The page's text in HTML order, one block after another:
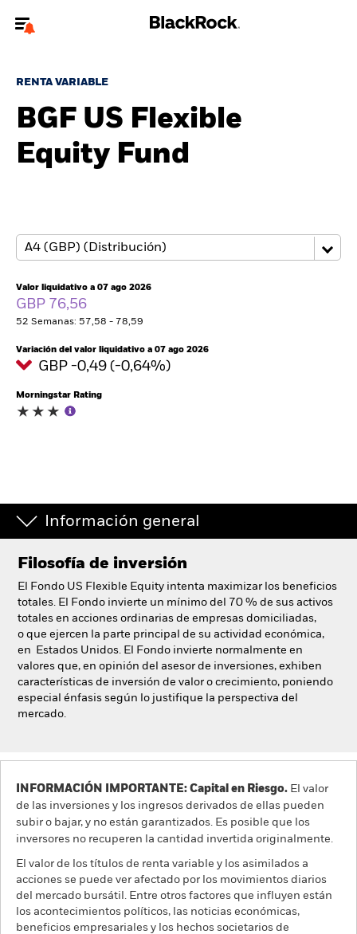
particulares.
relevante, por favor, actualiza tu tipo de usuario.
Quiénes somos
Perspectivas
España
BlackRock
Nuestra compañía
RENTA VARIABLE
BGF US Flexible
Equity Fund
Valor liquidativo a 07 ago 2026
GBP 76,56
52 Semanas: 57,58 - 78,59
Variación del valor liquidativo a 07 ago 2026
GBP -0,49 (-0,64%)
Morningstar Rating
Información general
Filosofía de inversión
El Fondo US Flexible Equity intenta maximizar los beneficios
totales. El Fondo invierte un mínimo del 70 % de sus activos
totales en acciones ordinarias de empresas domiciliadas,
o que ejercen la parte principal de su actividad económica,
en Estados Unidos. El Fondo invierte normalmente en
valores que, en opinión del asesor de inversiones, exhiben
características de inversión de valor o crecimiento, poniendo
especial énfasis según lo justifique la perspectiva del
mercado.
INFORMACIÓN IMPORTANTE: Capital en Riesgo. El valor
de las inversiones y los ingresos derivados de ellas pueden
subir o bajar, y no están garantizados. Es posible que los
inversores no recuperen la cantidad invertida originalmente.
El valor de los títulos de renta variable y los asimilados a
acciones se puede ver afectado por los movimientos diarios
del mercado bursátil. Entre otros factores que influyen están
los acontecimientos políticos, las noticias económicas,
beneficios empresariales y los hechos societarios de